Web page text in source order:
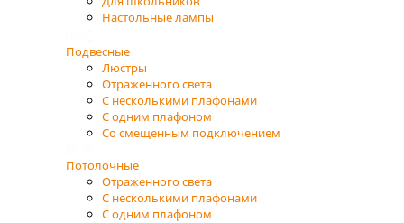
Настольные лампы
Подвесные
Люстры
Отраженного света
С несколькими плафонами
С одним плафоном
Со смещенным подключением
Потолочные
Отраженного света
С несколькими плафонами
С одним плафоном